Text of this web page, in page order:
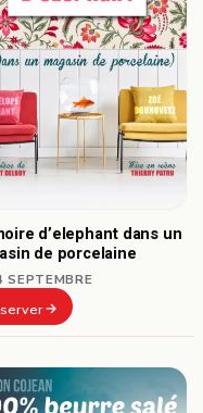
d’elephant dans un
de porcelaine
SEPTEMBRE